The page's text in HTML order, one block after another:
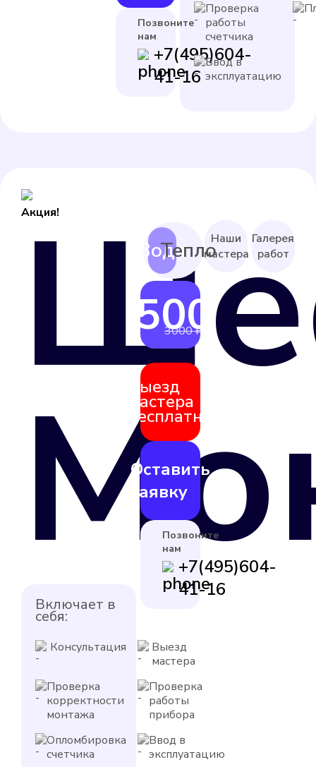
Проверка
работы
счетчика
Ввод в
эксплуатацию
Позвоните
нам
+7(495)604-
41-16
Акция!
Включает в
себя:
Консультация
Выезд
мастера
Проверка
корректности
монтажа
Проверка
работы
прибора
Опломбировка
счетчика
Ввод в
эксплуатацию
2500 ₽
3000 ₽
Выезд
мастера
бесплатно
Оставить
заявку
Позвоните
нам
+7(495)604-
41-16
Наши
мастера
Галерея
работ